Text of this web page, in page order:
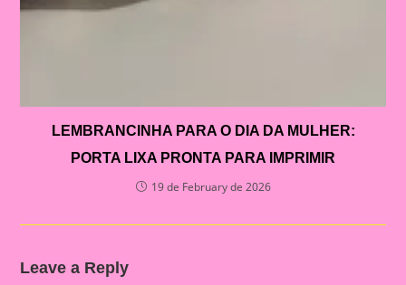
LEMBRANCINHA PARA O DIA DA MULHER:
PORTA LIXA PRONTA PARA IMPRIMIR
19 de February de 2026
Leave a Reply